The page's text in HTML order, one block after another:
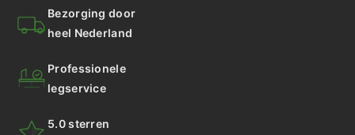
Bezorging door
heel Nederland
Professionele
legservice
5.0 sterren